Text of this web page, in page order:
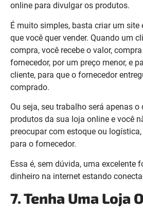
online para divulgar os produtos.
É muito simples, basta criar um site
que você quer vender. Quando um
compra, você recebe o valor,
fornecedor, por um preço menor, e
cliente, para que o fornecedor
comprado.
Ou seja, seu trabalho será apenas o
produtos da sua loja online e você
preocupar com estoque ou
para o fornecedor.
Essa é, sem dúvida, uma excelente
dinheiro na internet estando
7. Tenha Uma Loja